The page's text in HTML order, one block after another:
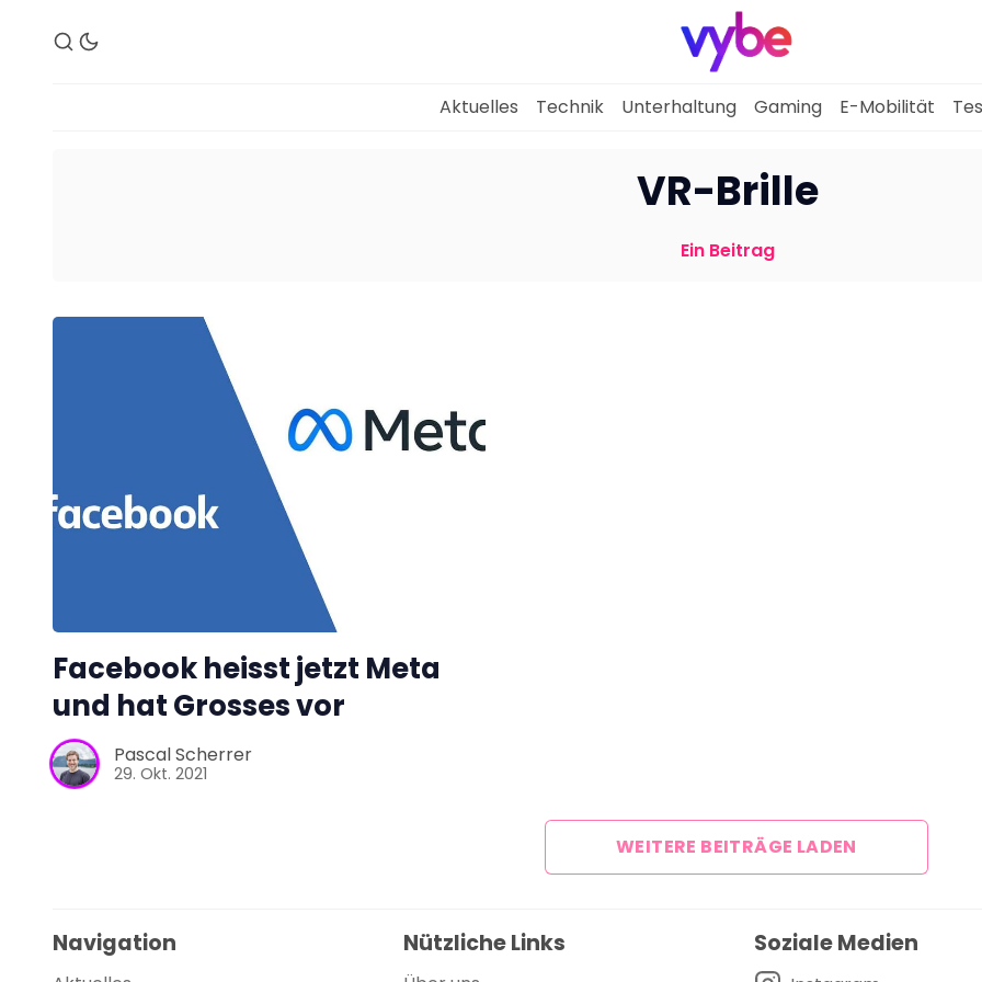
Technik
Impressum
Aktuelles Technik Unterhaltung Gaming E-Mobilität
VR-Brille
Ein Beitrag
Facebook heisst jetzt Meta
und hat Grosses vor
Pascal Scherrer
29. Okt. 2021
WEITERE BEITRÄGE LADEN
Navigation Nützliche Links Soziale Medien